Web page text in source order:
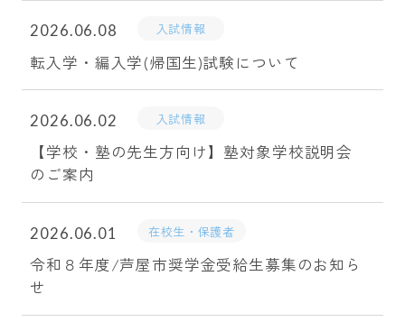
2026.06.08 入試情報
転入学・編入学(帰国生)試験について
2026.06.02 入試情報
【学校・塾の先生方向け】塾対象学校説明会
のご案内
2026.06.01 在校生・保護者
令和８年度/芦屋市奨学金受給生募集のお知ら
せ